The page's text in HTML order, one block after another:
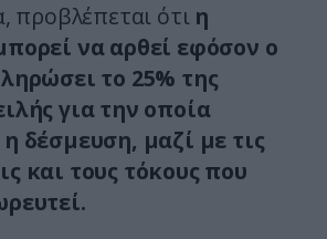
προβλέπεται ότι η
να αρθεί εφόσον ο
το 25% της
για την οποία
δέσμευση, μαζί με τις
και τους τόκους που